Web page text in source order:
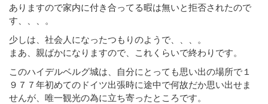
ありますので家内に付き合ってる暇は無いと拒否されたので
す、、、。
少しは、社会人になったつもりのようで、、、。
まあ、親ばかになりますので、これくらいで終わりです。
このハイデルベルグ城は、自分にとっても思い出の場所で１
９７７年初めてのドイツ出張時に途中で何故だか思い出せま
せんが、唯一観光の為に立ち寄ったところです。